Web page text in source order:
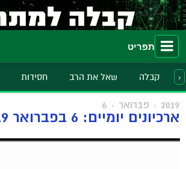
תפריט
קבלה שאל את הרב חסידות ›
2019 פברואר 6
ארכיונים יומיים: 6 בפברואר 2019